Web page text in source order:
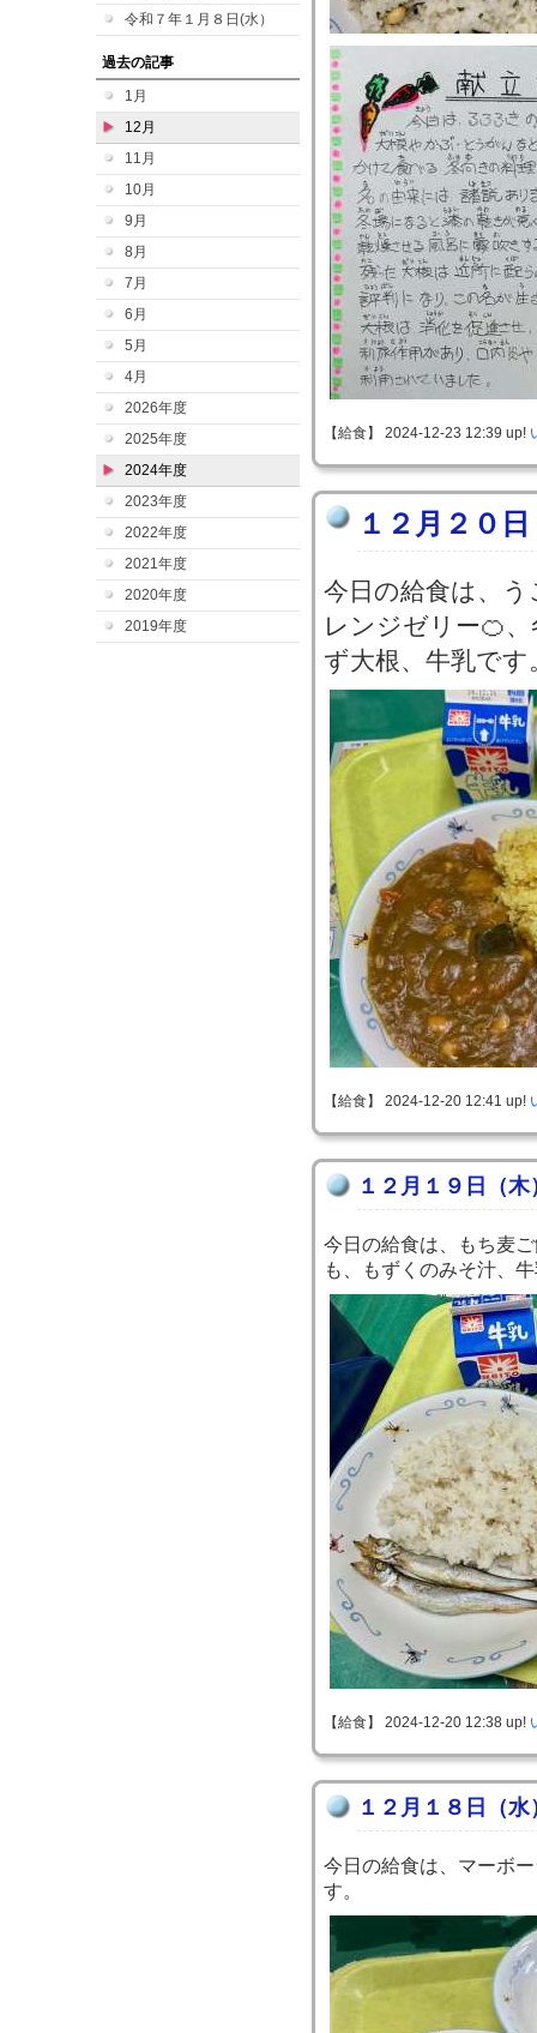
令和７年１月８日(水）
過去の記事
1月
12月
11月
10月
9月
8月
7月
6月
5月
4月
2026年度
2025年度
2024年度
2023年度
2022年度
2021年度
2020年度
2019年度
【給食】 2024-12-23 12:39 up!
１２月２０
今日の給食は、
レンジゼリー🍊
ず大根、牛乳です
【給食】 2024-12-20 12:41 up!
１２月１９日（木
今日の給食は、もち麦
も、もずくのみそ汁、
【給食】 2024-12-20 12:38 up!
１２月１８日（水
今日の給食は、マーボ
す。